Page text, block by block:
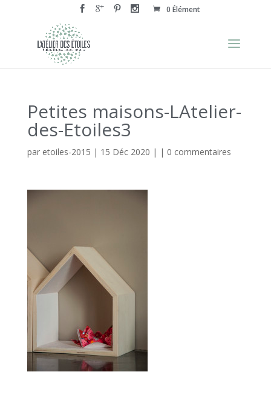
0 Élément
Petites maisons-LAtelier-
des-Etoiles3
par etoiles-2015 | 15 Déc 2020 | | 0 commentaires